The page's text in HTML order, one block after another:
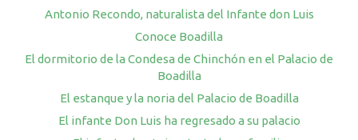
Antonio Recondo, naturalista del Infante don Luis
Conoce Boadilla
El dormitorio de la Condesa de Chinchón en el Palacio de
Boadilla
El estanque y la noria del Palacio de Boadilla
El infante Don Luis ha regresado a su palacio